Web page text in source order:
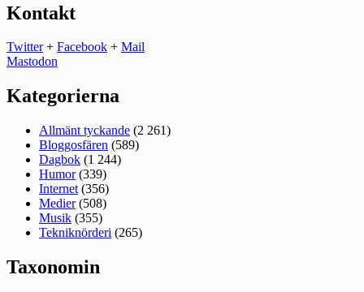
Kontakt
Twitter+ Facebook + Mail
Mastodon
Kategorierna
Allmänt tyckande (2 261)
Bloggosfären (589)
Dagbok (1 244)
Humor(339)
Internet (356)
Medier(508)
Musik (355)
Tekniknörderi (265)
Taxonomin